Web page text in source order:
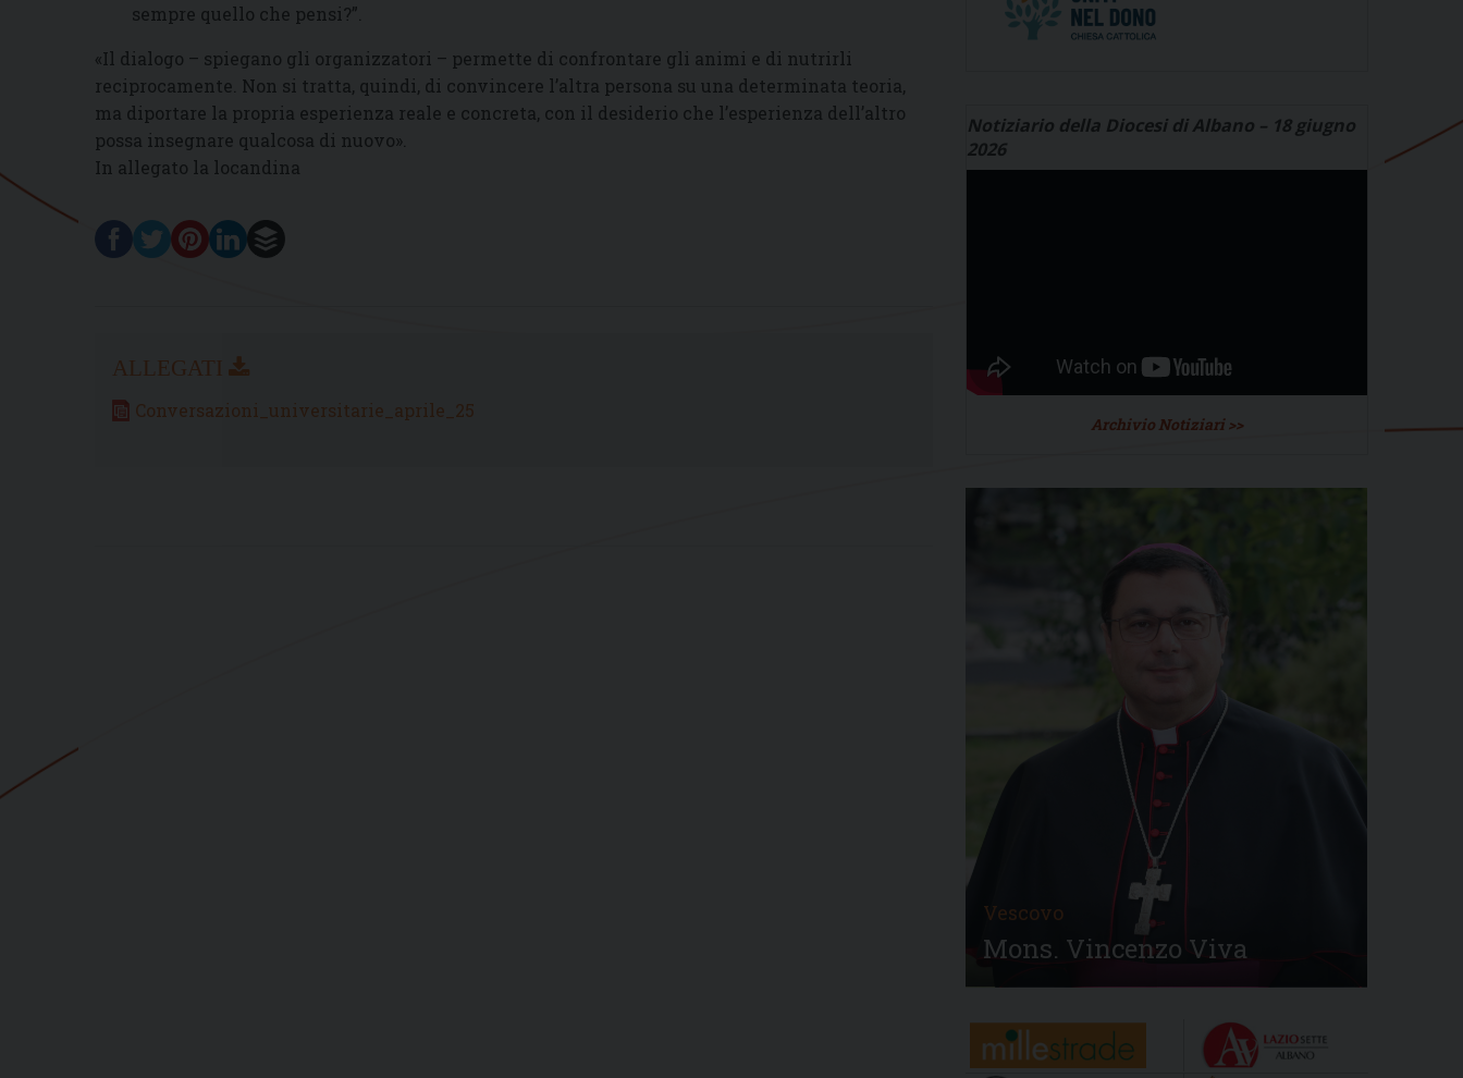
sempre quello che pensi?”.
«Il dialogo – spiegano gli organizzatori – permette di confrontare gli animi e di nutrirli
reciprocamente. Non si tratta, quindi, di convincere l’altra persona su una determinata teoria,
ma diportare la propria esperienza reale e concreta, con il desiderio che l’esperienza dell’altro
possa insegnare qualcosa di nuovo».
In allegato la locandina
Conversazioni_universitarie_aprile_25
Notiziario della Diocesi di Albano – 18 giugno
2026
Archivio Notiziari >>
Vescovo
Mons. Vincenzo Viva